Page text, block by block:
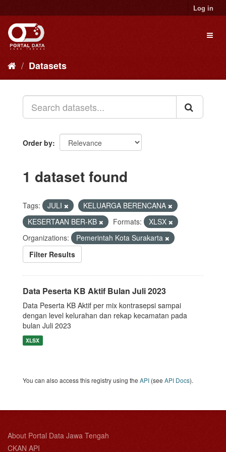
to
content
Log in
Datasets
Order by
1 dataset found
Tags: JULI
KELUARGA BERENCANA
KESERTAAN BER-KB
Formats:
XLSX
Organizations:
Pemerintah Kota Surakarta
Filter Results
Data Peserta KB Aktif Bulan Juli 2023
Data Peserta KB Aktif per mix kontrasepsi sampai
dengan level kelurahan dan rekap kecamatan pada
bulan Juli 2023
XLSX
You can also access this registry using the API (see API Docs).
About Portal Data Jawa Tengah
CKAN API